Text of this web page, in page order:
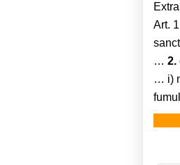
Art.
… 2.
… i)